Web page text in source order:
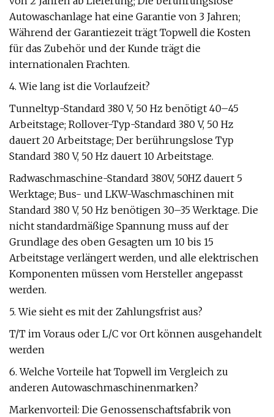
Autowaschanlage hat eine Garantie von 3 Jahren;
Während der Garantiezeit trägt Topwell die Kosten
für das Zubehör und der Kunde trägt die
internationalen Frachten.
4. Wie lang ist die Vorlaufzeit?
Tunneltyp-Standard 380 V, 50 Hz benötigt 40–45
Arbeitstage; Rollover-Typ-Standard 380 V, 50 Hz
dauert 20 Arbeitstage; Der berührungslose Typ
Standard 380 V, 50 Hz dauert 10 Arbeitstage.
Radwaschmaschine-Standard 380V, 50HZ dauert 5
Werktage; Bus- und LKW-Waschmaschinen mit
Standard 380 V, 50 Hz benötigen 30–35 Werktage. Die
nicht standardmäßige Spannung muss auf der
Grundlage des oben Gesagten um 10 bis 15
Arbeitstage verlängert werden, und alle elektrischen
Komponenten müssen vom Hersteller angepasst
werden.
5. Wie sieht es mit der Zahlungsfrist aus?
T/T im Voraus oder L/C vor Ort können ausgehandelt
werden
6. Welche Vorteile hat Topwell im Vergleich zu
anderen Autowaschmaschinenmarken?
Markenvorteil: Die Genossenschaftsfabrik von